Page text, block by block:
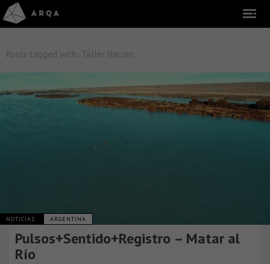
Posts tagged with: Taller Nación
NOTICIAS ARGENTINA
Pulsos+Sentido+Registro – Matar al
Río